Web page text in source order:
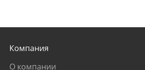
Компания
О компании